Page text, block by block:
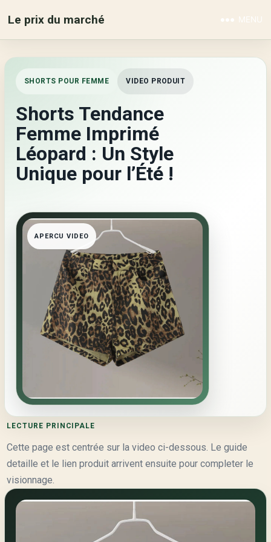
Le prix du marché MENU
SHORTS POUR FEMME VIDEO PRODUIT
Shorts Tendance
Femme Imprimé
Léopard : Un Style
Unique pour l’Été !
APERCU VIDEO
LECTURE PRINCIPALE
Cette page est centrée sur la video ci-dessous. Le guide
detaille et le lien produit arrivent ensuite pour completer le
visionnage.